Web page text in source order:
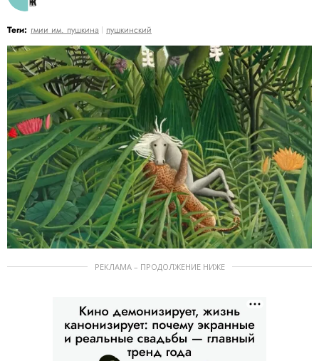
Теги: гмии им. пушкина пушкинский
РЕКЛАМА – ПРОДОЛЖЕНИЕ НИЖЕ